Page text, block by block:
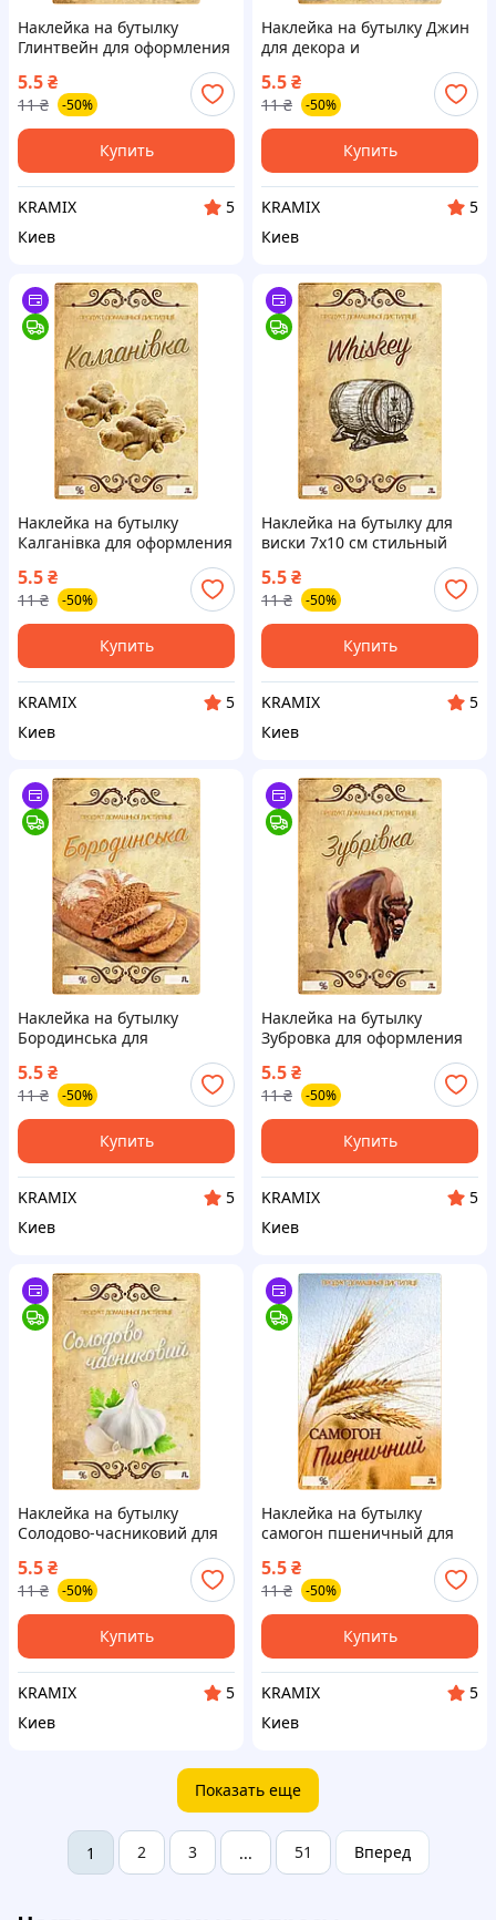
Наклейка на бутылку
Глинтвейн для оформления
напитков стильный декор
для праздников и
мероприятий
5.5₴
11 ₴ -50%
Купить
KRAMIX
5
Киев
Наклейка на бутылку Джин
для декора и
идентификации стильный
аксессуар для праздников и
подарков
5.5₴
11 ₴ -50%
Купить
KRAMIX
5
Киев
Наклейка на бутылку
Калганівка для оформления
и брендирования напитков
7х10 см
5.5₴
11 ₴ -50%
Купить
KRAMIX
5
Киев
Наклейка на бутылку для
виски 7х10 см стильный
подарков
5.5₴
11 ₴ -50%
Купить
KRAMIX
5
Киев
Наклейка на бутылку
Бородинська для
стильный декор для
вечеринок и праздников
5.5₴
11 ₴ -50%
Купить
KRAMIX
5
Киев
Наклейка на бутылку
Зубровка для оформления
этикетка для праздников и
мероприятий
5.5₴
11 ₴ -50%
Купить
KRAMIX
5
Киев
Наклейка на бутылку
Солодово-часниковий для
подарков стильный дизайн
5.5₴
11 ₴ -50%
Купить
KRAMIX
5
Киев
Наклейка на бутылку
самогон пшеничный для
напитка стильный дизайн
7х10 см
5.5₴
11 ₴ -50%
Купить
KRAMIX
5
Киев
Показать еще
1 2 3 ... 51 Вперед